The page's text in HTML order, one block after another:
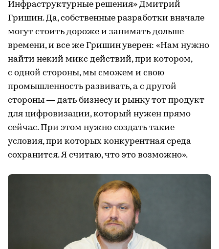
Инфраструктурные решения» Дмитрий
Гришин. Да, собственные разработки вначале
могут стоить дороже и занимать дольше
времени, и все же Гришин уверен: «Нам нужно
найти некий микс действий, при котором,
с одной стороны, мы сможем и свою
промышленность развивать, а с другой
стороны — дать бизнесу и рынку тот продукт
для цифровизации, который нужен прямо
сейчас. При этом нужно создать такие
условия, при которых конкурентная среда
сохранится. Я считаю, что это возможно».